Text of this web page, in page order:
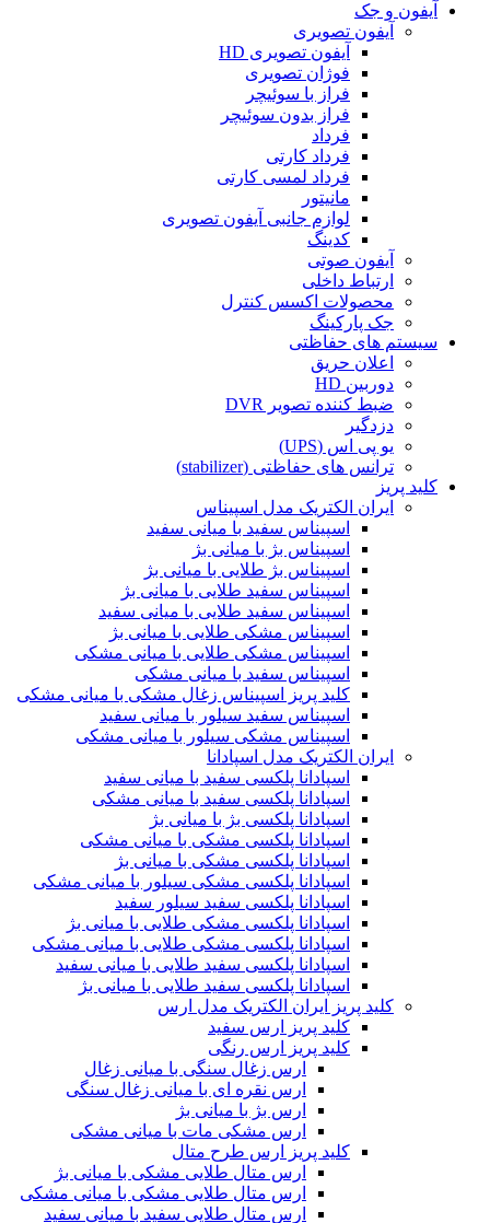
آیفون و جک
آیفون تصویری
آیفون تصویری HD
فوژان تصویری
فراز با سوئیچر
فراز بدون سوئیچر
فرداد
فرداد کارتی
فرداد لمسی کارتی
مانیتور
لوازم جانبی آیفون تصویری
کدینگ
آیفون صوتی
ارتباط داخلی
محصولات اکسس کنترل
جک پارکینگ
سیستم های حفاظتی
اعلان حریق
دوربین HD
ضبط کننده تصویر DVR
دزدگیر
یو پی اس (UPS)
ترانس های حفاظتی (stabilizer)
کلید پریز
ایران الکتریک مدل اسپیناس
اسپیناس سفید با میانی سفید
اسپیناس بژ با میانی بژ
اسپیناس بژ طلایی با میانی بژ
اسپیناس سفید طلایی با میانی بژ
اسپیناس سفید طلایی با میانی سفید
اسپیناس مشکی طلایی با میانی بژ
اسپیناس مشکی طلایی با میانی مشکی
اسپیناس سفید با میانی مشکی
کلید پریز اسپیناس زغال مشکی با میانی مشکی
اسپیناس سفید سیلور با میانی سفید
اسپیناس مشکی سیلور با میانی مشکی
ایران الکتریک مدل اسپادانا
اسپادانا پلکسی سفید با میانی سفید
اسپادانا پلکسی سفید با میانی مشکی
اسپادانا پلکسی بژ با میانی بژ
اسپادانا پلکسی مشکی با میانی مشکی
اسپادانا پلکسی مشکی با میانی بژ
اسپادانا پلکسی مشکی سیلور با میانی مشکی
اسپادانا پلکسی سفید سیلور سفید
اسپادانا پلکسی مشکی طلایی با میانی بژ
اسپادانا پلکسی مشکی طلایی با میانی مشکی
اسپادانا پلکسی سفید طلایی با میانی سفید
اسپادانا پلکسی سفید طلایی با میانی بژ
کلید پریز ایران الکتریک مدل ارس
کلید پریز ارس سفید
کلید پریز ارس رنگی
ارس زغال سنگی با میانی زغال
ارس نقره ای با میانی زغال سنگی
ارس بژ با میانی بژ
ارس مشکی مات با میانی مشکی
کلید پریز ارس طرح متال
ارس متال طلایی مشکی با میانی بژ
ارس متال طلایی مشکی با میانی مشکی
ارس متال طلایی سفید با میانی سفید